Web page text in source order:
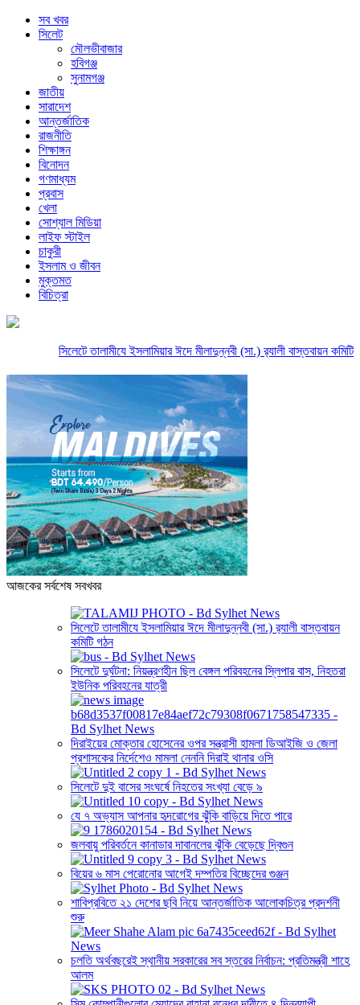
সব খবর
সিলেট
মৌলভীবাজার
হবিগঞ্জ
সুনামগঞ্জ
জাতীয়
সারাদেশ
আন্তর্জাতিক
রাজনীতি
শিক্ষাঙ্গন
বিনোদন
গণমাধ্যম
প্রবাস
খেলা
সোশ্যাল মিডিয়া
লাইফ স্টাইল
চাকুরী
ইসলাম ও জীবন
মুক্তমত
বিচিত্রা
সিলেটে তালামীযে ইসলামিয়ার ঈদে মীলাদুন্নবী (সা.) র‌্যালী বাস্তবায়ন কমিটি
আজকের সর্বশেষ সবখবর
সিলেটে তালামীযে ইসলামিয়ার ঈদে মীলাদুন্নবী (সা.) র‌্যালী বাস্তবায়ন
কমিটি গঠন
সিলেটে দুর্ঘটনা: নিয়ন্ত্রণহীন ছিল বেঙ্গল পরিবহনের স্লিপার বাস, নিহতরা
ইউনিক পরিবহনের যাত্রী
দিরাইয়ের মোক্তার হোসেনের ওপর সন্ত্রাসী হামলা ডিআইজি ও জেলা
প্রশাসকের নির্দেশেও মামলা নেননি দিরাই থানার ওসি
সিলেটে দুই বাসের সংঘর্ষে নিহতের সংখ্যা বেড়ে ৯
যে ৭ অভ্যাস আপনার হৃদরোগের ঝুঁকি বাড়িয়ে দিতে পারে
জলবায়ু পরিবর্তনে কানাডার দাবানলের ঝুঁকি বেড়েছে দ্বিগুন
বিয়ের ৬ মাস পেরোনোর আগেই দম্পতির বিচ্ছেদের গুঞ্জন
শাবিপ্রবিতে ২১ দেশের ছবি নিয়ে আন্তর্জাতিক আলোকচিত্র প্রদর্শনী
শুরু
চলতি অর্থবছরেই স্থানীয় সরকারের সব স্তরের নির্বাচন: প্রতিমন্ত্রী শাহে
আলম